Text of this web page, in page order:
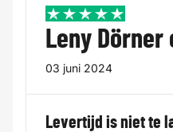
5 / 5
Leny
03 juni 2024
Levertijd is niet te